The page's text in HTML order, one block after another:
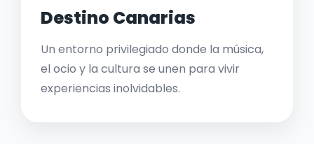
Destino Canarias
Un entorno privilegiado donde la música,
el ocio y la cultura se unen para vivir
experiencias inolvidables.